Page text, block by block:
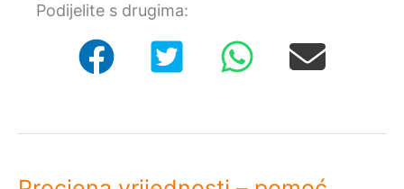
i
cijene
numizmatici,
Podijelite s drugima: